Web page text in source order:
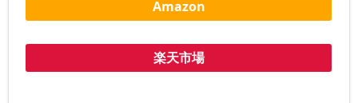
Amazon
楽天市場